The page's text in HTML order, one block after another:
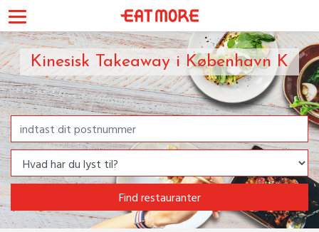
Kinesisk Takeaway i København K
Find restauranter